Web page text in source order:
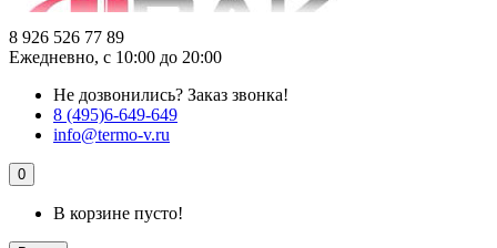
8 926 526 77 89
Ежедневно, с 10:00 до 20:00
Не дозвонились? Заказ звонка!
8 (495)6-649-649
info@termo-v.ru
0
В корзине пусто!